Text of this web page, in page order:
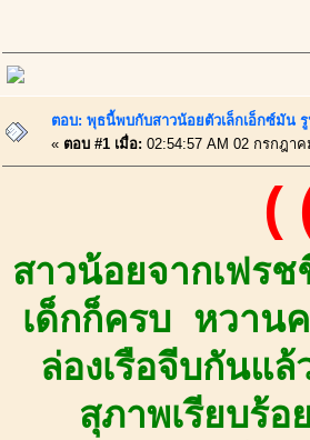
ตอบ: พุธนี้พบกับสาวน้อยตัวเล็กเอ็กซ์มัน
« ตอบ #1 เมื่อ: 02:54:57 AM 02 กรกฎาค
สาวน้อยจากเฟ
เด็กก็ครบ หวาน
ล่องเรือจีบกันแ
สุภาพเรียบร้